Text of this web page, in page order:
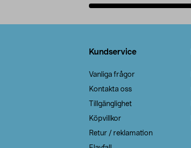
Kundservice
Vanliga frågor
Kontakta oss
Tillgänglighet
Köpvillkor
Retur / reklamation